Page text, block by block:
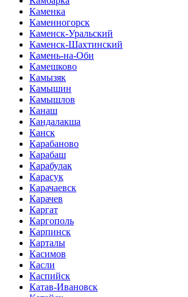
Каменка
Каменногорск
Каменск-Уральский
Каменск-Шахтинский
Камень-на-Оби
Камешково
Камызяк
Камышин
Камышлов
Канаш
Кандалакша
Канск
Карабаново
Карабаш
Карабулак
Карасук
Карачаевск
Карачев
Каргат
Каргополь
Карпинск
Карталы
Касимов
Касли
Каспийск
Катав-Ивановск